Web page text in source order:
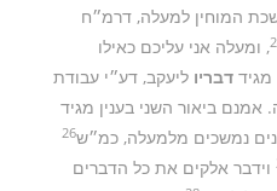
המוחין למעלה, דרמ״ח
, ומעלה אני עליכם כאילו
מגידדבריוליעקב, דע״י עבודת
ביאור השני בענין מגיד
נמשכים מלמעלה, כמ״ש26
וידבר אלקים את כל הדברים